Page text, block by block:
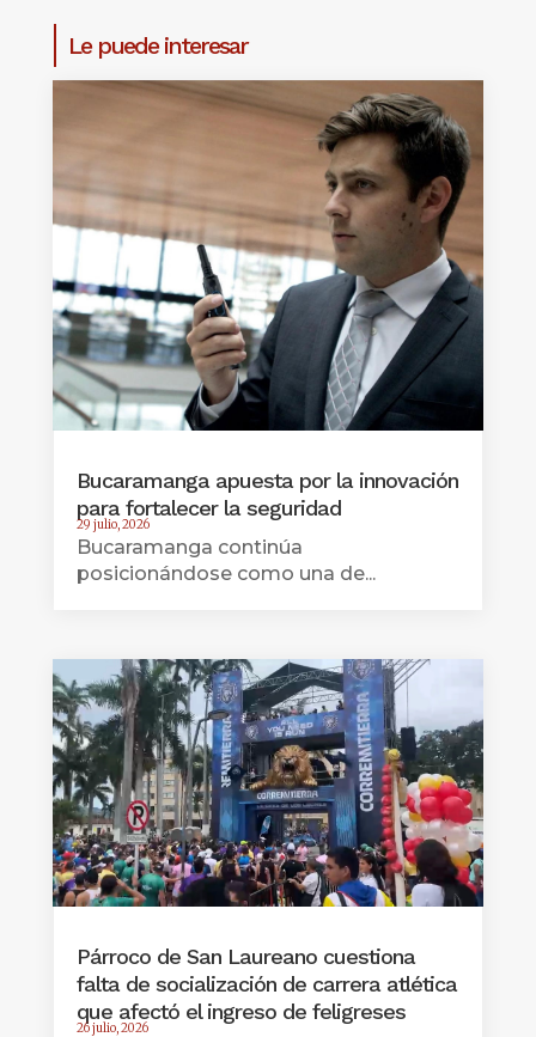
Le puede interesar
Bucaramanga apuesta por la innovación
para fortalecer la seguridad
29 julio, 2026
Bucaramanga continúa
posicionándose como una de...
Párroco de San Laureano cuestiona
falta de socialización de carrera atlética
que afectó el ingreso de feligreses
26 julio, 2026